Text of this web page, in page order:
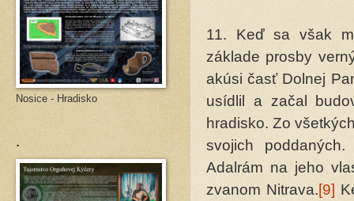
11. Keď sa však
základe prosby
akúsi časť Dolnej
usídlil a začal
hradisko. Zo
svojich
Adalrám na jeho
zvanom Nitrava.[9]
Nosice - Hradisko
.